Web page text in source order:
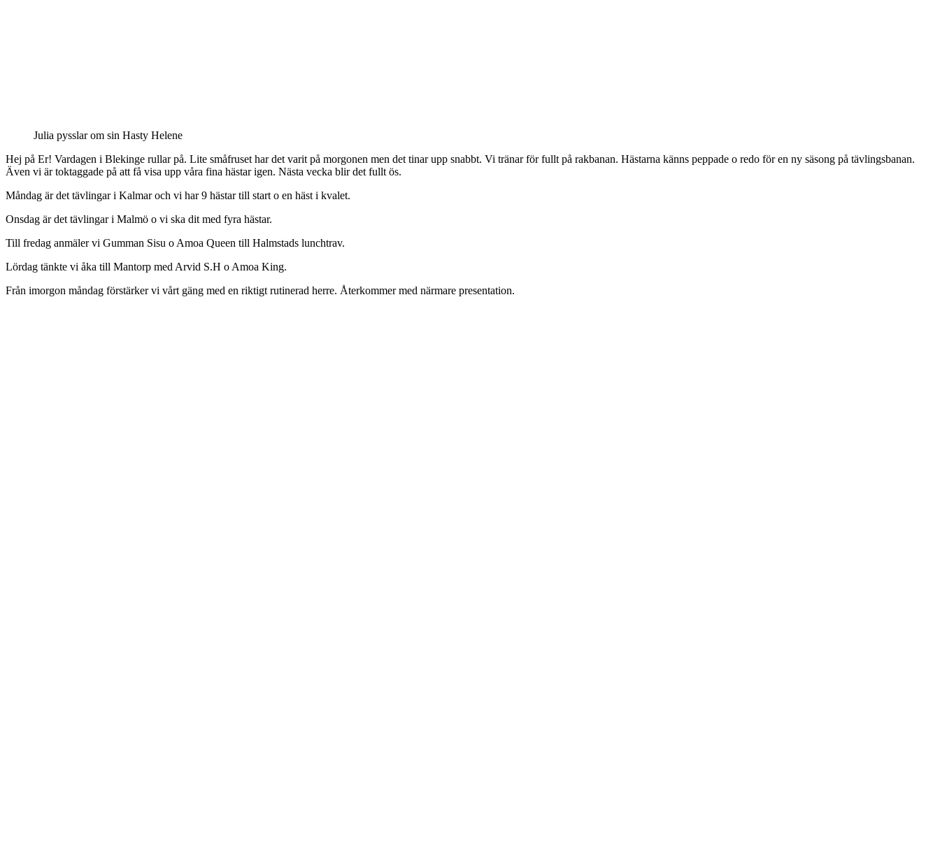
Julia pysslar om sin Hasty Helene
Hej på Er! Vardagen i Blekinge rullar på. Lite småfruset har det varit på morgonen men det tinar upp snabbt. Vi tränar för fullt på rakbanan. Hästarna känns peppade o redo för en ny säsong på tävlingsbanan.
Även vi är toktaggade på att få visa upp våra fina hästar igen. Nästa vecka blir det fullt ös.
Måndag är det tävlingar i Kalmar och vi har 9 hästar till start o en häst i kvalet.
Onsdag är det tävlingar i Malmö o vi ska dit med fyra hästar.
Till fredag anmäler vi Gumman Sisu o Amoa Queen till Halmstads lunchtrav.
Lördag tänkte vi åka till Mantorp med Arvid S.H o Amoa King.
Från imorgon måndag förstärker vi vårt gäng med en riktigt rutinerad herre. Återkommer med närmare presentation.